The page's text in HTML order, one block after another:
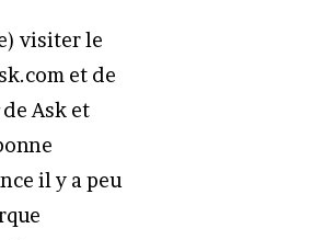
visiter le
et de
de Ask et
il y a peu